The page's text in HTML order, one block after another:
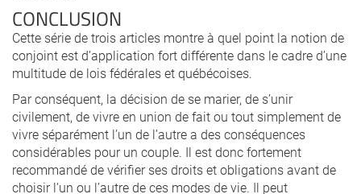
CONCLUSION
Cette série de trois articles montre à quel point la notion de
conjoint est d’application fort différente dans le cadre d’une
multitude de lois fédérales et québécoises.
Par conséquent, la décision de se marier, de s’unir
civilement, de vivre en union de fait ou tout simplement de
vivre séparément l’un de l’autre a des conséquences
considérables pour un couple. Il est donc fortement
recommandé de vérifier ses droits et obligations avant de
choisir l’un ou l’autre de ces modes de vie. Il peut